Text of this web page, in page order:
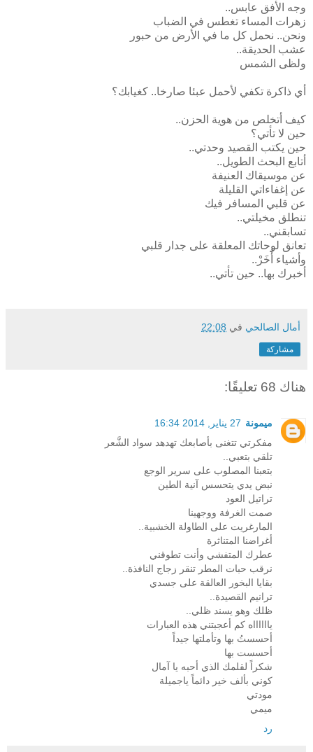
وجه الأفق عابس..
زهرات المساء تغطس في الضباب
ونحن.. نحمل كل ما في الأرض من حبور
عشب الحديقة..
ولظى الشمس
أي ذاكرة تكفي لأحمل عبئا صارخا.. كغيابك؟
كيف أتخلص من هوية الحزن..
حين لا تأتي؟
حين يكتب القصيد وحدتي..
أتابع البحث الطويل..
عن موسيقاك العنيفة
عن إغفاءاتي القليلة
عن قلبي المسافر فيك
تنطلق مخيلتي..
تسابقني..
تعانق لوحاتك المعلقة على جدار قلبي
وأشياء أُخَرْ..
أخبرك بها.. حين تأتي..
أمال الصالحي في 22:08
مشاركة
هناك 68 تعليقًا:
ميمونة 27 يناير, 2014 16:34
مفكرتي تتغنى بأصابعك تهدهد سواد الشَّعر
تلقي بتعبي..
بتعبنا المصلوب على سرير الوجع
نبض يدي يتحسس آنية الطين
تراتيل العود
صمت الغرفة ووجهينا
المارغريت على الطاولة الخشبية..
أغراضنا المتناثرة
عطرك المتفشي وأنت تطوقني
نرقب حبات المطر تنقر زجاج النافذة..
بقايا البخور العالقة على جسدي
ترانيم القصيدة..
ظلك وهو يسند ظلي..
يااااااه كم أعجبتني هذه العبارات
أحسستُ بها وتأملتها جيداً
أحسست بها
شكراً لقلمك الذي أحبه يا آمال
كوني بألف خير دائماً ياجميلة
مودتي
ميمي
رد